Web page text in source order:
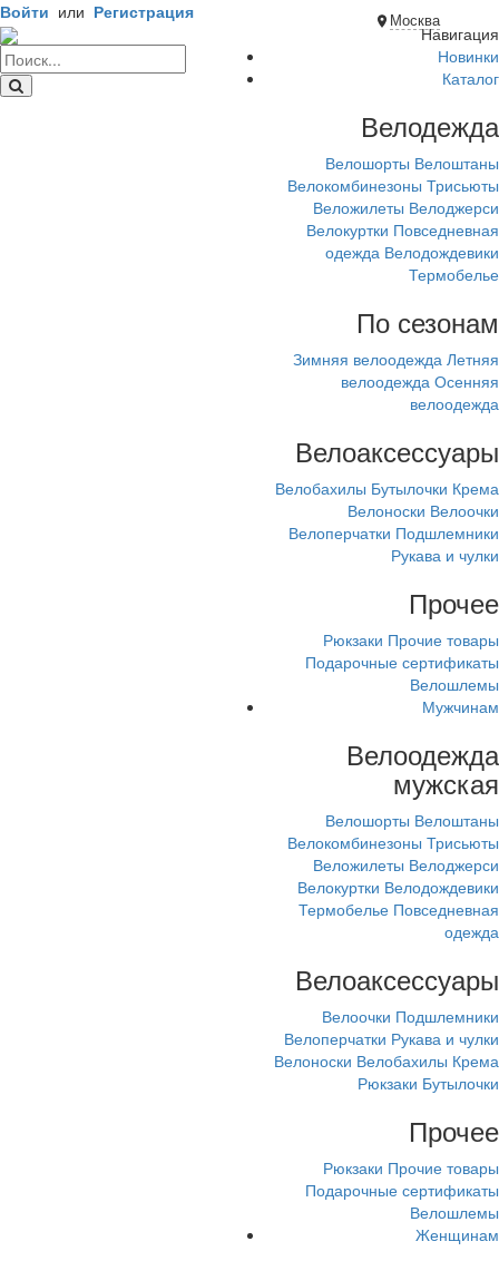
Москва
Войти или Регистрация
Навигация
Новинки
Каталог
Велодежда
Велошорты Велоштаны
Велокомбинезоны Трисьюты
Веложилеты Велоджерси
Велокуртки Повседневная
одежда Велодождевики
Термобелье
По сезонам
Зимняя велоодежда Летняя
велоодежда Осенняя
велоодежда
Велоаксессуары
Велобахилы Бутылочки Крема
Велоноски Велоочки
Велоперчатки Подшлемники
Рукава и чулки
Прочее
Рюкзаки Прочие товары
Подарочные сертификаты
Велошлемы
Мужчинам
Велоодежда
мужская
Велошорты Велоштаны
Велокомбинезоны Трисьюты
Веложилеты Велоджерси
Велокуртки Велодождевики
Термобелье Повседневная
одежда
Велоаксессуары
Велоочки Подшлемники
Велоперчатки Рукава и чулки
Велоноски Велобахилы Крема
Рюкзаки Бутылочки
Прочее
Рюкзаки Прочие товары
Подарочные сертификаты
Велошлемы
Женщинам